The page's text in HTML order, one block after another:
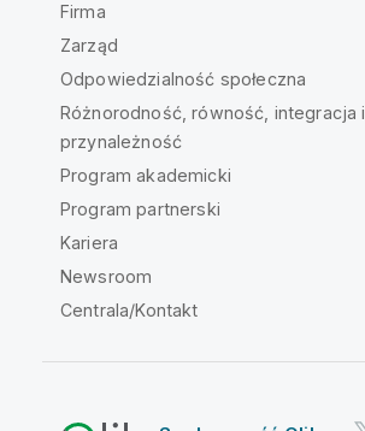
Firma
Zarząd
Odpowiedzialność społeczna
Różnorodność, równość, integracja i
przynależność
Program akademicki
Program partnerski
Kariera
Newsroom
Centrala/Kontakt